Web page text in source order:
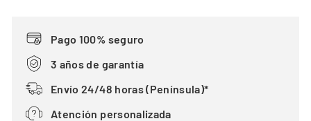
Pago 100% seguro
3 años de garantía
Envío 24/48 horas (Península)*
Atención personalizada